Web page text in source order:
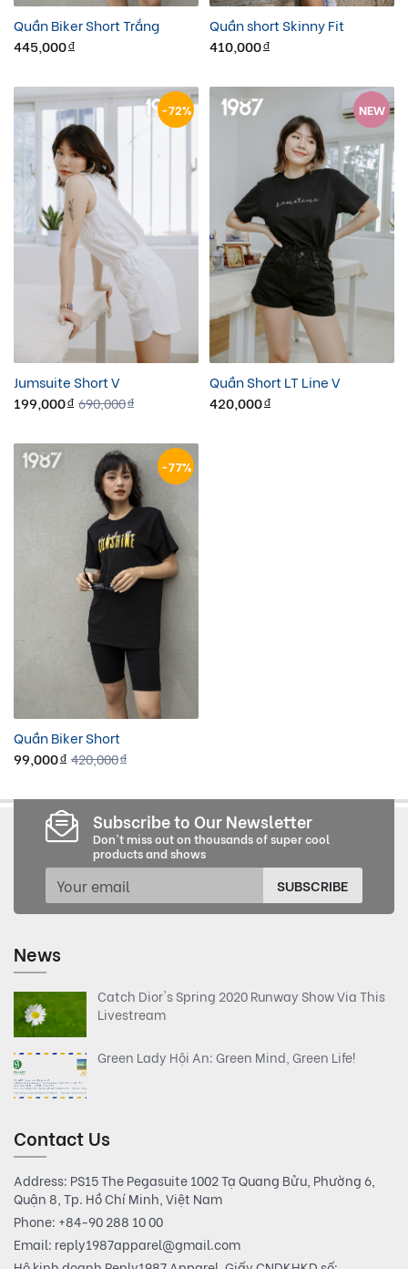
Quần Biker Short Trắng
445,000đ
Quần short Skinny Fit
410,000đ
-72%
Jumsuite Short V
199,000đ 690,000đ
NEW
Quần Short LT Line V
420,000đ
-77%
Quần Biker Short
99,000đ 420,000đ
Subscribe to Our Newsletter
Don't miss out on thousands of super cool
products and shows
SUBSCRIBE
Contact Us
Address: PS15 The Pegasuite 1002 Tạ Quang Bửu, Phường 6,
Quận 8, Tp. Hồ Chí Minh, Việt Nam
Phone: +84-90 288 10 00
Email: reply1987apparel@gmail.com
News
Catch Dior's Spring 2020 Runway Show Via This
Livestream
Green Lady Hội An: Green Mind, Green Life!